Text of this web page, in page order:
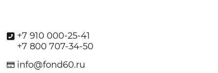
+7 910 000-25-41
+7 800 707-34-50
info@fond60.ru